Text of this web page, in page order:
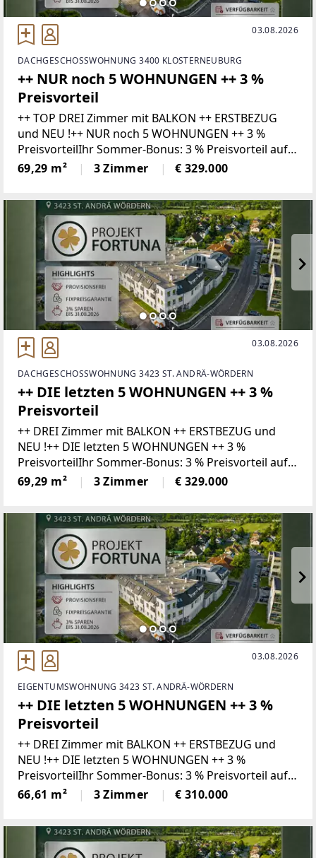
03.08.2026
DACHGESCHOSSWOHNUNG 3400 KLOSTERNEUBURG
++ NUR noch 5 WOHNUNGEN ++ 3 %
Preisvorteil
++ TOP DREI Zimmer mit BALKON ++ ERSTBEZUG
und NEU !++ NUR noch 5 WOHNUNGEN ++ 3 %
PreisvorteilIhr Sommer-Bonus: 3 % Preisvorteil auf
Ihr neues Zuhause!Wer bis 31.08.2026 ein Kaufanbot
für eine Wohnung zum gültigen Listenpreis
69,29 m² 3 Zimmer € 329.000
03.08.2026
DACHGESCHOSSWOHNUNG 3423 ST. ANDRÄ-WÖRDERN
++ DIE letzten 5 WOHNUNGEN ++ 3 %
Preisvorteil
++ DREI Zimmer mit BALKON ++ ERSTBEZUG und
NEU !++ DIE letzten 5 WOHNUNGEN ++ 3 %
PreisvorteilIhr Sommer-Bonus: 3 % Preisvorteil auf
Ihr neues Zuhause!Wer bis 31.08.2026 ein Kaufanbot
für eine Wohnung zum gültigen Listenpreis
69,29 m² 3 Zimmer € 329.000
03.08.2026
EIGENTUMSWOHNUNG 3423 ST. ANDRÄ-WÖRDERN
++ DIE letzten 5 WOHNUNGEN ++ 3 %
Preisvorteil
++ DREI Zimmer mit BALKON ++ ERSTBEZUG und
NEU !++ DIE letzten 5 WOHNUNGEN ++ 3 %
PreisvorteilIhr Sommer-Bonus: 3 % Preisvorteil auf
Ihr neues Zuhause!Wer bis 31.08.2026 ein Kaufanbot
für eine Wohnung zum gültigen Listenpreis
66,61 m² 3 Zimmer € 310.000